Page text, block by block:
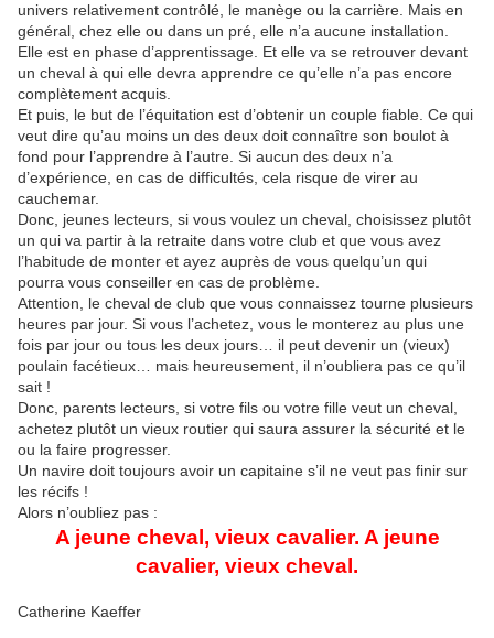
univers relativement contrôlé, le manège ou la carrière. Mais en
général, chez elle ou dans un pré, elle n’a aucune installation.
Elle est en phase d’apprentissage. Et elle va se retrouver devant
un cheval à qui elle devra apprendre ce qu’elle n’a pas encore
complètement acquis.
Et puis, le but de l’équitation est d’obtenir un couple fiable. Ce qui
veut dire qu’au moins un des deux doit connaître son boulot à
fond pour l’apprendre à l’autre. Si aucun des deux n’a
d’expérience, en cas de difficultés, cela risque de virer au
cauchemar.
Donc, jeunes lecteurs, si vous voulez un cheval, choisissez plutôt
un qui va partir à la retraite dans votre club et que vous avez
l’habitude de monter et ayez auprès de vous quelqu’un qui
pourra vous conseiller en cas de problème.
Attention, le cheval de club que vous connaissez tourne plusieurs
heures par jour. Si vous l’achetez, vous le monterez au plus une
fois par jour ou tous les deux jours… il peut devenir un (vieux)
poulain facétieux… mais heureusement, il n’oubliera pas ce qu’il
sait !
Donc, parents lecteurs, si votre fils ou votre fille veut un cheval,
achetez plutôt un vieux routier qui saura assurer la sécurité et le
ou la faire progresser.
Un navire doit toujours avoir un capitaine s’il ne veut pas finir sur
les récifs !
Alors n’oubliez pas :
A jeune cheval, vieux cavalier. A jeune
cavalier, vieux cheval.
Catherine Kaeffer